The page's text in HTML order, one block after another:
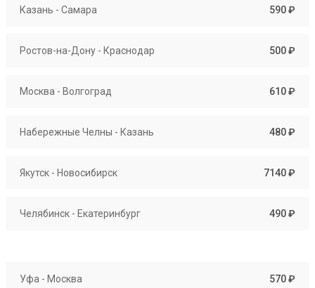
Казань - Самара 590 ₽
Ростов-на-Дону - Краснодар 500 ₽
Москва - Волгоград 610 ₽
Набережные Челны - Казань 480 ₽
Якутск - Новосибирск 7140 ₽
Челябинск - Екатеринбург 490 ₽
Уфа - Москва 570 ₽